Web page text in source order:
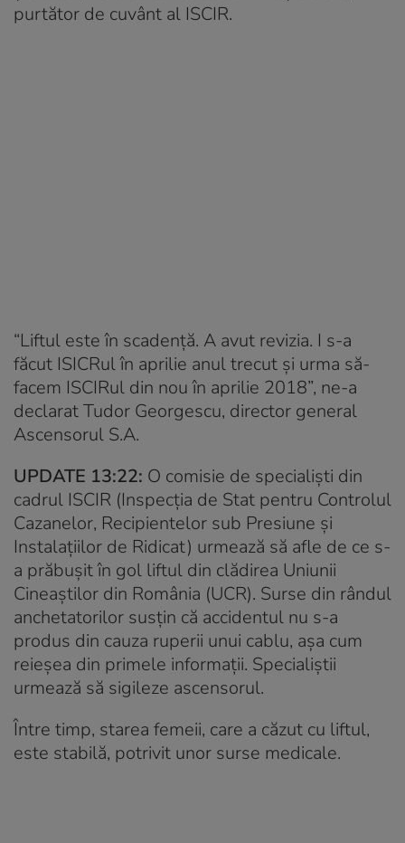
purtător de cuvânt al ISCIR.
“Liftul este în scadență. A avut revizia. I s-a
făcut ISICRul în aprilie anul trecut și urma să-
facem ISCIRul din nou în aprilie 2018”, ne-a
declarat Tudor Georgescu, director general
Ascensorul S.A.
UPDATE 13:22: O comisie de specialiști din
cadrul ISCIR (Inspecția de Stat pentru Controlul
Cazanelor, Recipientelor sub Presiune și
Instalațiilor de Ridicat) urmează să afle de ce s-
a prăbușit în gol liftul din clădirea Uniunii
Cineaștilor din România (UCR). Surse din rândul
anchetatorilor susțin că accidentul nu s-a
produs din cauza ruperii unui cablu, așa cum
reieșea din primele informații. Specialiștii
urmează să sigileze ascensorul.
Între timp, starea femeii, care a căzut cu liftul,
este stabilă, potrivit unor surse medicale.